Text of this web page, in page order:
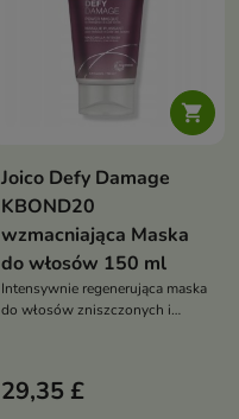

Joico Defy Damage
KBOND20
wzmacniająca Maska
do włosów 150 ml
Intensywnie regenerująca maska
do włosów zniszczonych i
chronić kolor przed blaknięciem
29,35 £